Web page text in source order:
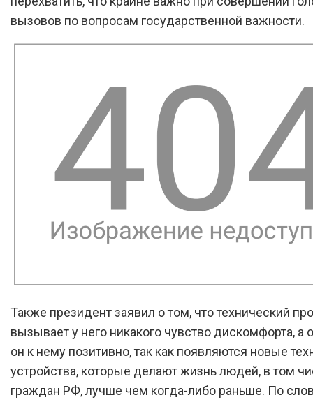
вызовов по вопросам государственной важности.
Также президент заявил о том, что технический
вызывает у него никакого чувство дискомфорта, а
он к нему позитивно, так как появляются новые
устройства, которые делают жизнь людей, в том
граждан РФ, лучше чем когда-либо раньше. По